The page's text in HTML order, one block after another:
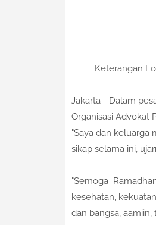
Keterangan
Jakarta - Dalam
Organisasi Advokat
"Saya dan keluarga
sikap selama ini,
"Semoga
kesehatan,
dan bangsa, aamiin,